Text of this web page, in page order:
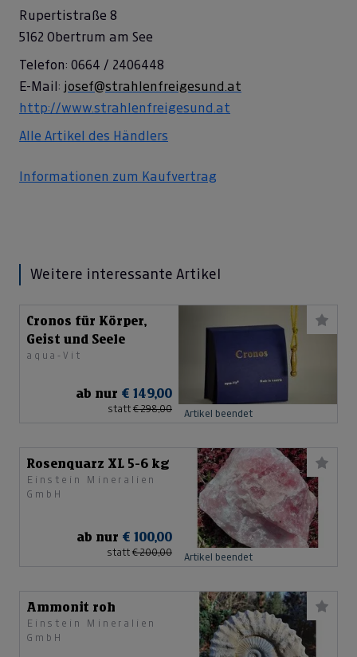
Rupertistraße 8
5162 Obertrum am See
Telefon: 0664 / 2406448
E-Mail: josef@strahlenfreigesund.at
http://www.strahlenfreigesund.at
Alle Artikel des Händlers
Informationen zum Kaufvertrag
Weitere interessante Artikel
Cronos für Körper,
Geist und Seele
aqua-Vit
ab nur € 149,00
statt € 298,00 Artikel beendet
Rosenquarz XL 5-6 kg
Einstein Mineralien
GmbH
ab nur € 100,00
statt € 200,00 Artikel beendet
Ammonit roh
Einstein Mineralien
GmbH